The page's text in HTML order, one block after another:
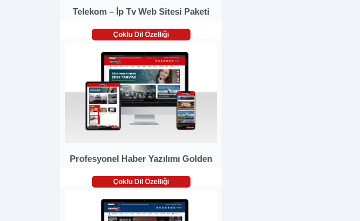
Telekom – İp Tv Web Sitesi Paketi
Çoklu Dil Özelliği
Profesyonel Haber Yazılımı Golden
Çoklu Dil Özelliği